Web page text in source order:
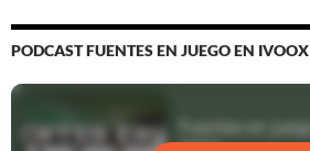
PODCAST FUENTES EN JUEGO EN IVOOX